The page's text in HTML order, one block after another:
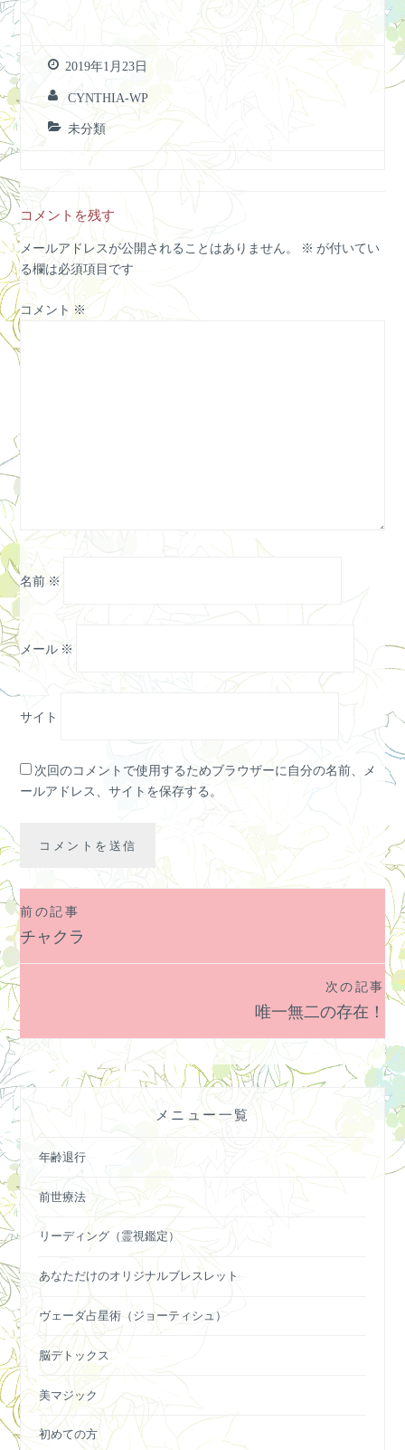
2019年1月23日
CYNTHIA-WP
未分類
コメントを残す
メールアドレスが公開されることはありません。 ※ が付いてい
る欄は必須項目です
コメント※
名前※
メール ※
サイト
次回のコメントで使用するためブラウザーに自分の名前、メ
ールアドレス、サイトを保存する。
投
稿
ナ
ビ
ゲ
ー
シ
ョ
ン
前の記事
チャクラ
次の記事
唯一無二の存在！
メニュー一覧
年齢退行
前世療法
リーディング（霊視鑑定）
あなただけのオリジナルブレスレット
ヴェーダ占星術（ジョーティシュ）
脳デトックス
美マジック
初めての方